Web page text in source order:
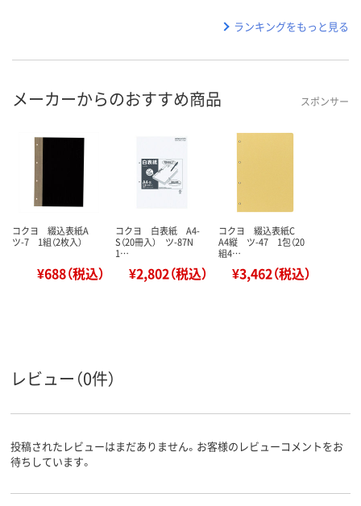
ランキングをもっと見る
メーカーからのおすすめ商品 スポンサー
コクヨ 綴込表紙A
ツ-7 1組（2枚入）
¥688（税込）
コクヨ 白表紙 A4-
S（20冊入） ツ-87N
1…
¥2,802（税込）
コクヨ 綴込表紙C
A4縦 ツ-47 1包（20
組4…
¥3,462（税込）
レビュー（0件）
投稿されたレビューはまだありません。お客様のレビューコメントをお
待ちしています。